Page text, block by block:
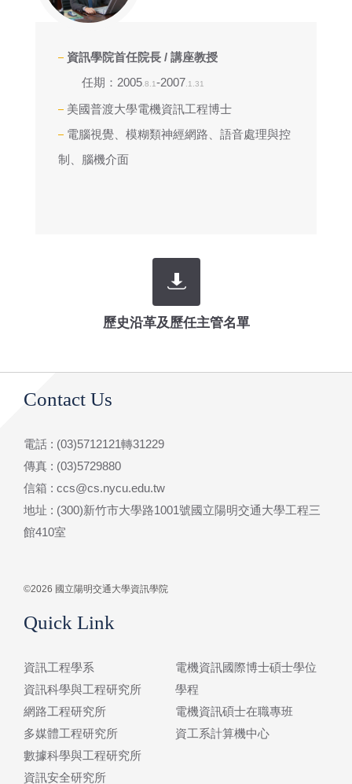
資訊學院首任院長 / 講座教授
任期：2005.8.1-2007 .1.31
美國普渡大學電機資訊工程博士
電腦視覺、模糊類神經網路、語音處理與控
制、腦機介面
歷史沿革及歷任主管名單
Contact Us
電話 : (03)5712121轉31229
傳真 : (03)5729880
信箱 : ccs@cs.nycu.edu.tw
地址 : (300)新竹市大學路1001號國立陽明交通大學工程三
館410室
©2026 國立陽明交通大學資訊學院
Quick Link
資訊工程學系
資訊科學與工程研究所
網路工程研究所
多媒體工程研究所
數據科學與工程研究所
資訊安全研究所
電機資訊國際博士碩士學位
學程
電機資訊碩士在職專班
資工系計算機中心